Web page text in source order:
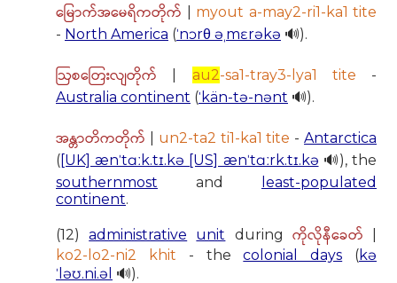
မြောက်အမေရိကတိုက်
myout a-may2-ri1-ka1 tite
- North America (ˈnɔrθ əˌmɛrəkə 🔊).
ဩစတြေးလျတိုက် au2-sa1-tray3-lya1 tite -
Australia continent (ˈkän-tə-nənt 🔊).
အန္တာတိကတိုက် un2-ta2 ti1-ka1 tite -Antarctica
([UK] ænˈtɑːk.tɪ.kə [US] ænˈtɑːrk.tɪ.kə 🔊), the
southernmost and
least-populated
continent.
(12)administrative unit during ကိုလိုနီခေတ်
ko2-lo2-ni2 khit - thecolonial days (kə
ˈləʊ.ni.əl 🔊).